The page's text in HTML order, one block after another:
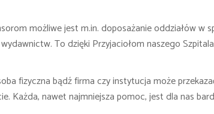
możliwe jest m.in. doposażanie oddziałów
To dzięki Przyjaciołom naszego
fizyczna bądź firma czy instytucja może
Każda, nawet najmniejsza pomoc, jest dla nas